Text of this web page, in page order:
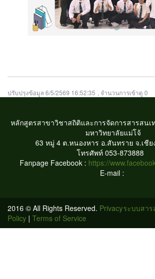
ปรับปรุงข้อมูล 6/5/2569 16:52:35 , จำนวนการเข้าดู 0
หลักสูตรสาขาวิชาสถิติและการจัดการสารสนเ
มหาวิทยาลัยแม่โจ้
63 หมู่ 4 ต.หนองหาร อ.สันทราย จ.เชีย
โทรศัพท์ 053-873888
Fanpage Facebook : https://
E-mail :
ระบบสาร
2016 © All Rights Reserved. Privacy
Policy | Terms of Service